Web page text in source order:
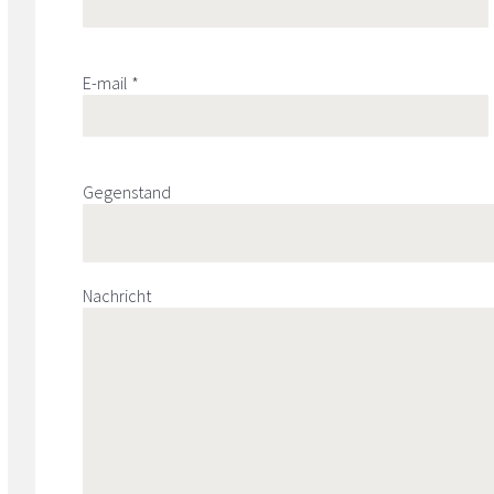
E-mail *
Gegenstand
Nachricht